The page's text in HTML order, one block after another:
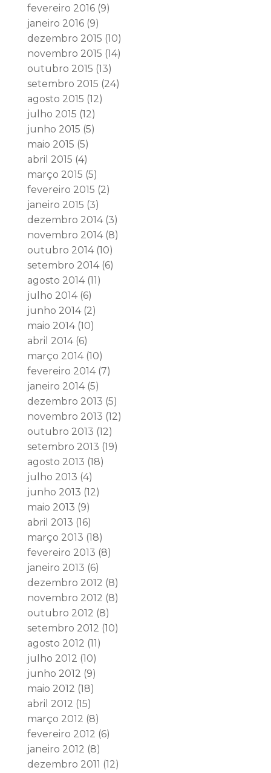
fevereiro 2016(9)
janeiro 2016(9)
dezembro 2015 (10)
novembro 2015 (14)
outubro 2015 (13)
setembro 2015 (24)
agosto 2015 (12)
julho 2015 (12)
junho 2015 (5)
maio 2015 (5)
abril 2015 (4)
março 2015 (5)
fevereiro 2015 (2)
janeiro 2015 (3)
dezembro 2014(3)
novembro 2014(8)
outubro 2014(10)
setembro 2014(6)
agosto 2014(11)
julho 2014(6)
junho 2014(2)
maio 2014(10)
abril 2014(6)
março 2014(10)
fevereiro 2014(7)
janeiro 2014(5)
dezembro 2013 (5)
novembro 2013 (12)
outubro 2013 (12)
setembro 2013 (19)
agosto 2013 (18)
julho 2013 (4)
junho 2013 (12)
maio 2013 (9)
abril 2013 (16)
março 2013 (18)
fevereiro 2013 (8)
janeiro 2013 (6)
dezembro 2012 (8)
novembro 2012 (8)
outubro 2012 (8)
setembro 2012 (10)
agosto 2012 (11)
julho 2012 (10)
junho 2012 (9)
maio 2012 (18)
abril 2012 (15)
março 2012 (8)
fevereiro 2012 (6)
janeiro 2012 (8)
dezembro 2011 (12)